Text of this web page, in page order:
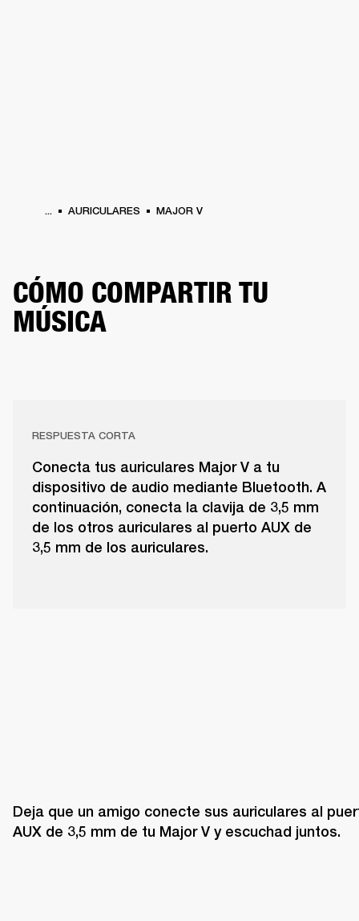
... AURICULARES MAJOR V
CÓMO COMPARTIR TU
MÚSICA
RESPUESTA CORTA
Conecta tus auriculares Major V a tu
dispositivo de audio mediante Bluetooth. A
continuación, conecta la clavija de 3,5 mm
de los otros auriculares al puerto AUX de
3,5 mm de los auriculares.
Deja que un amigo conecte sus auriculares al
AUX de 3,5 mm de tu Major V y escuchad juntos.